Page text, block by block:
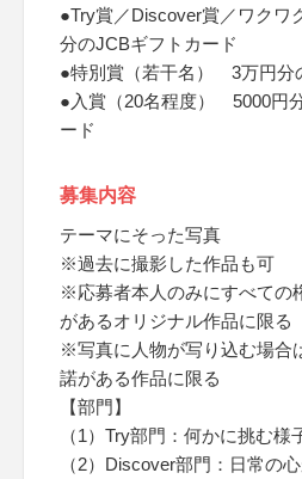
●Try賞／Discover賞／ワク
分のJCBギフトカード
●特別賞（若干名） 3万円分
●入賞（20名程度） 5000円
ード
募集内容
テーマにそった写真
※過去に撮影した作品も可
※応募者本人のみにすべての
があるオリジナル作品に限る
※写真に人物が写り込む場合
諾がある作品に限る
【部門】
（1）Try部門：何かに挑む様
（2）Discover部門：日常の